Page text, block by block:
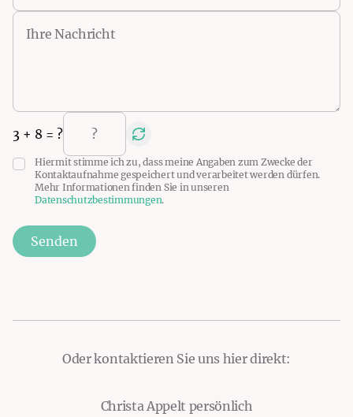
3 + 8 = ?
Hiermit stimme ich zu, dass meine Angaben zum Zwecke der
Kontaktaufnahme gespeichert und verarbeitet werden dürfen.
Mehr Informationen finden Sie in unseren
Datenschutzbestimmungen.
Senden
Oder kontaktieren Sie uns hier direkt:
Christa Appelt persönlich